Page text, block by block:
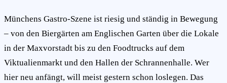
Münchens Gastro-Szene ist riesig und ständig in Bewegung
– von den Biergärten am Englischen Garten über die Lokale
in der Maxvorstadt bis zu den Foodtrucks auf dem
Viktualienmarkt und den Hallen der Schrannenhalle. Wer
hier neu anfängt, will meist gestern schon loslegen. Das